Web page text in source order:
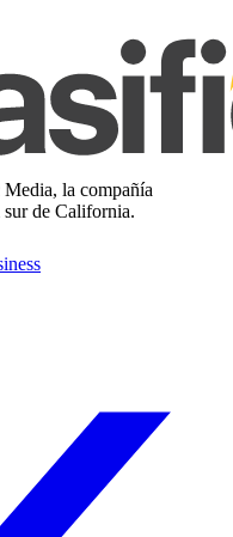
la compañía
de California.